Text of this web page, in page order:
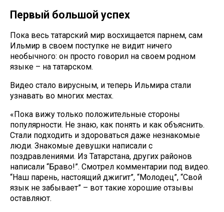
Первый большой успех
Пока весь татарский мир восхищается парнем, сам
Ильмир в своем поступке не видит ничего
необычного: он просто говорил на своем родном
языке – на татарском.
Видео стало вирусным, и теперь Ильмира стали
узнавать во многих местах.
«Пока вижу только положительные стороны
популярности. Не знаю, как понять и как объяснить.
Стали подходить и здороваться даже незнакомые
люди. Знакомые девушки написали с
поздравлениями. Из Татарстана, других районов
написали “Браво!”. Смотрел комментарии под видео.
“Наш парень, настоящий джигит”, “Молодец”, “Свой
язык не забывает” – вот такие хорошие отзывы
оставляют.